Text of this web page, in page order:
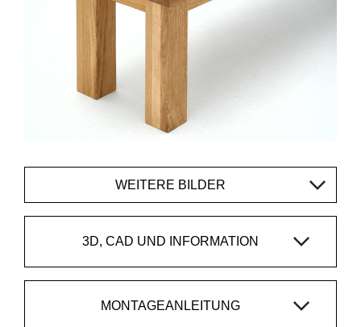
WEITERE BILDER
3D, CAD UND INFORMATION
MONTAGEANLEITUNG